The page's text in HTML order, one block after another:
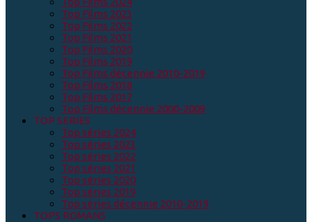
Top Films 2023
Top Films 2022
Top Films 2021
Top Films 2020
Top Films 2019
Top Films décennie 2010-2019
Top Films 2018
Top Films 2017
Top Films décennie 2000-2009
TOP SERIES
Top séries 2024
Top séries 2023
Top séries 2022
Top séries 2021
Top séries 2020
Top séries 2019
Top séries décennie 2010-2019
TOPS ROMANS